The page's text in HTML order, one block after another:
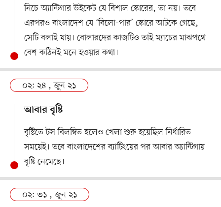
নিচে অ্যান্টিগার উইকেট যে বিশাল স্কোরের, তা নয়। তবে
এরপরও বাংলাদেশ যে ‘বিলো-পার’ স্কোরে আটকে গেছে,
সেটি বলাই যায়। বোলারদের কাজটিও তাই ম্যাচের মাঝপথে
বেশ কঠিনই মনে হওয়ার কথা।
০২: ২৪ , জুন ২১
আবার বৃষ্টি
বৃষ্টিতে টস বিলম্বিত হলেও খেলা শুরু হয়েছিল নির্ধারিত
সময়েই। তবে বাংলাদেশের ব্যাটিংয়ের পর আবার অ্যান্টিগায়
বৃষ্টি নেমেছে।
০২: ৩১ , জুন ২১